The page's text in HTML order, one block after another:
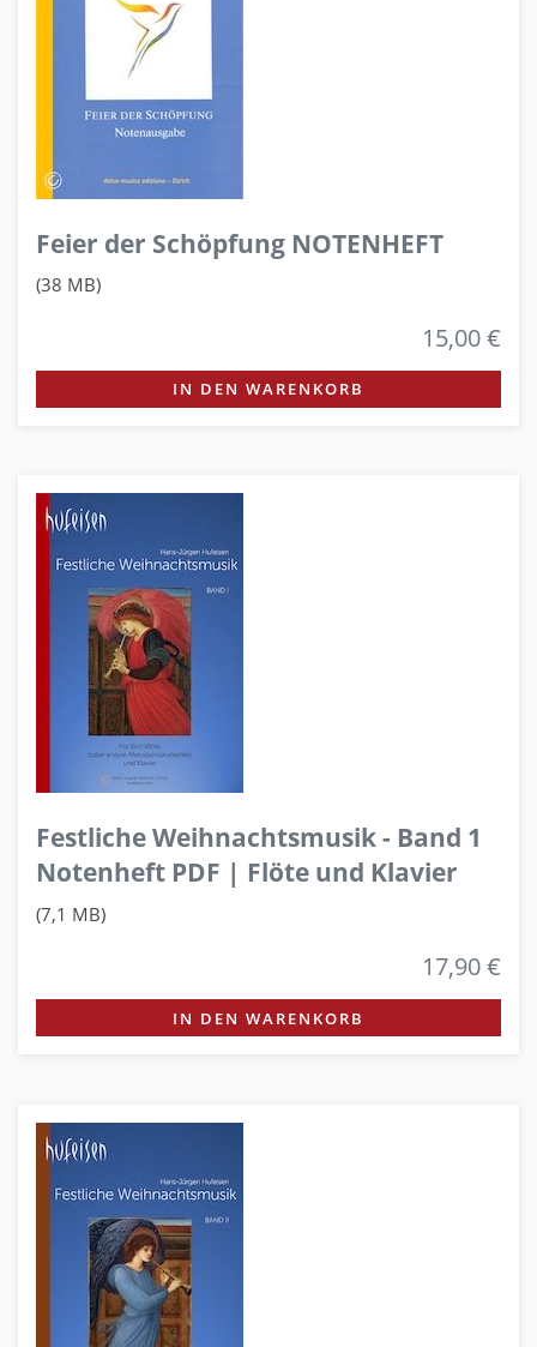
Feier der Schöpfung NOTENHEFT
(38 MB)
15,00 €
IN DEN WARENKORB
Festliche Weihnachtsmusik - Band 1
Notenheft PDF | Flöte und Klavier
(7,1 MB)
17,90 €
IN DEN WARENKORB